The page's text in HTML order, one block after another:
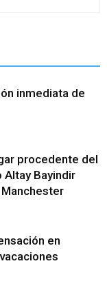
inmediata de
procedente del
Altay Bayindir
en